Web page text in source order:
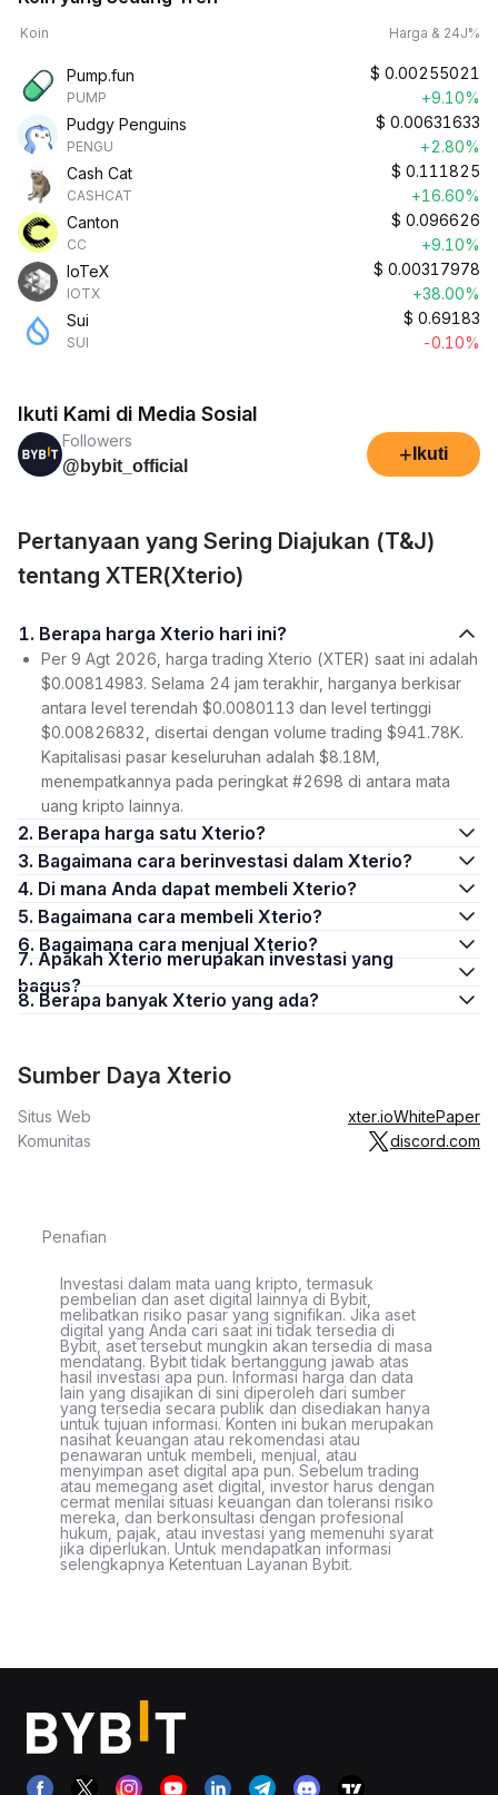
Koin Harga & 24J%
Pump.fun
PUMP
$ 0.00255021
+9.10%
Pudgy Penguins
PENGU
$ 0.00631633
+2.80%
Cash Cat
CASHCAT
$ 0.111825
+16.60%
Canton
CC
$ 0.096626
+9.10%
IoTeX
IOTX
$ 0.00317978
+38.00%
Sui
SUI
$ 0.69183
-0.10%
Ikuti Kami di Media Sosial
Followers
@bybit_official
+ Ikuti
Pertanyaan yang Sering Diajukan (T&J)
tentang XTER(Xterio)
1. Berapa harga Xterio hari ini?
Per 9 Agt 2026, harga trading Xterio (XTER) saat ini adalah
$0.00814983. Selama 24 jam terakhir, harganya berkisar
antara level terendah $0.0080113 dan level tertinggi
$0.00826832, disertai dengan volume trading $941.78K.
Kapitalisasi pasar keseluruhan adalah $8.18M,
menempatkannya pada peringkat #2698 di antara mata
uang kripto lainnya.
2. Berapa harga satu Xterio?
3. Bagaimana cara berinvestasi dalam Xterio?
4. Di mana Anda dapat membeli Xterio?
5. Bagaimana cara membeli Xterio?
6. Bagaimana cara menjual Xterio?
7. Apakah Xterio merupakan investasi yang
bagus?
8. Berapa banyak Xterio yang ada?
Sumber Daya Xterio
Situs Web xter.ioWhitePaper
Komunitas
discord.com
Penafian
Investasi dalam mata uang kripto, termasuk
pembelian dan aset digital lainnya di Bybit,
melibatkan risiko pasar yang signifikan. Jika aset
digital yang Anda cari saat ini tidak tersedia di
Bybit, aset tersebut mungkin akan tersedia di masa
mendatang. Bybit tidak bertanggung jawab atas
hasil investasi apa pun. Informasi harga dan data
lain yang disajikan di sini diperoleh dari sumber
yang tersedia secara publik dan disediakan hanya
untuk tujuan informasi. Konten ini bukan merupakan
nasihat keuangan atau rekomendasi atau
penawaran untuk membeli, menjual, atau
menyimpan aset digital apa pun. Sebelum trading
atau memegang aset digital, investor harus dengan
cermat menilai situasi keuangan dan toleransi risiko
mereka, dan berkonsultasi dengan profesional
hukum, pajak, atau investasi yang memenuhi syarat
jika diperlukan. Untuk mendapatkan informasi
selengkapnya Ketentuan Layanan Bybit.